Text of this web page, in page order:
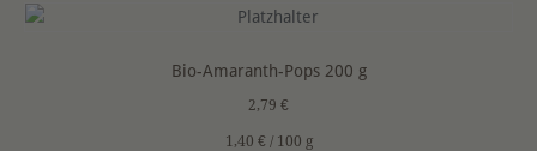
Bio-Amaranth-Pops 200 g
2,79 €
1,40 € / 100 g